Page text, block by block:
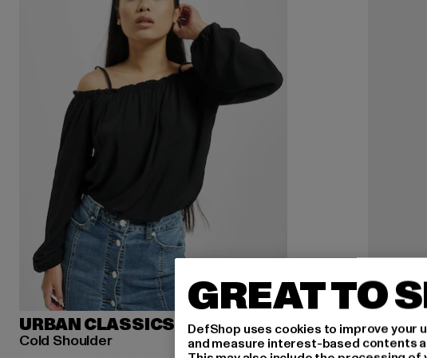
URBAN CLASSICS
Cold Shoulder
Ladies
14,00
GREAT TO
DefShop uses cookies to improve your
and measure interest-based contents